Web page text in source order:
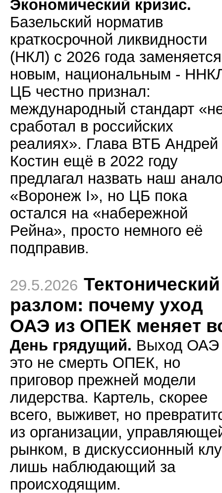
Экономический кризис.
Базельский норматив
краткосрочной ликвидности
(НКЛ) с 2026 года заменяется
новым, национальным -
ЦБ честно признал:
международный стандарт
сработал в российских
реалиях». Глава ВТБ Андрей
Костин ещё в 2022 году
предлагал назвать наш
«Воронеж I», но ЦБ пока
остался на «набережной
Рейна», просто немного её
подправив.
29.5.2026 Тектонический
разлом: почему уход
ОАЭ из ОПЕК меняет
День грядущий. Выход
это не смерть ОПЕК, но
приговор прежней модели
лидерства. Картель, скорее
всего, выживет, но
из организации,
рынком, в дискуссионный
лишь наблюдающий за
происходящим.